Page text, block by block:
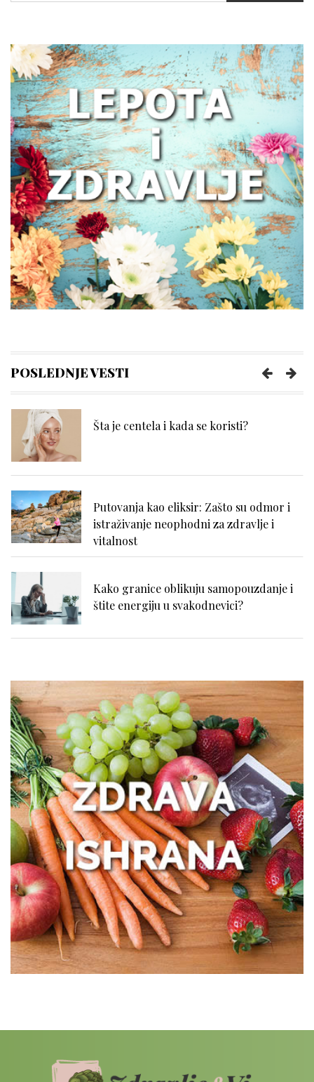
POSLEDNJE VESTI
Zašto žene treba da obrate pažnju na
zdravlje creva
Kako prepoznati trenutak kada vam je
potreban prečišćivač vazduha?
Šta je centela i kada se koristi?
Putovanja kao eliksir: Zašto su odmor i
istraživanje neophodni za zdravlje i
vitalnost
Kako granice oblikuju samopouzdanje i
štite energiju u svakodnevici?
varenje: kako prepoznati uzrok?
Išijas bez panike: prvi koraci ka
oporavku
Zašto žene treba da obrate pažnju na
zdravlje creva
Kako prepoznati trenutak kada vam je
potreban prečišćivač vazduha?
Šta je centela i kada se koristi?